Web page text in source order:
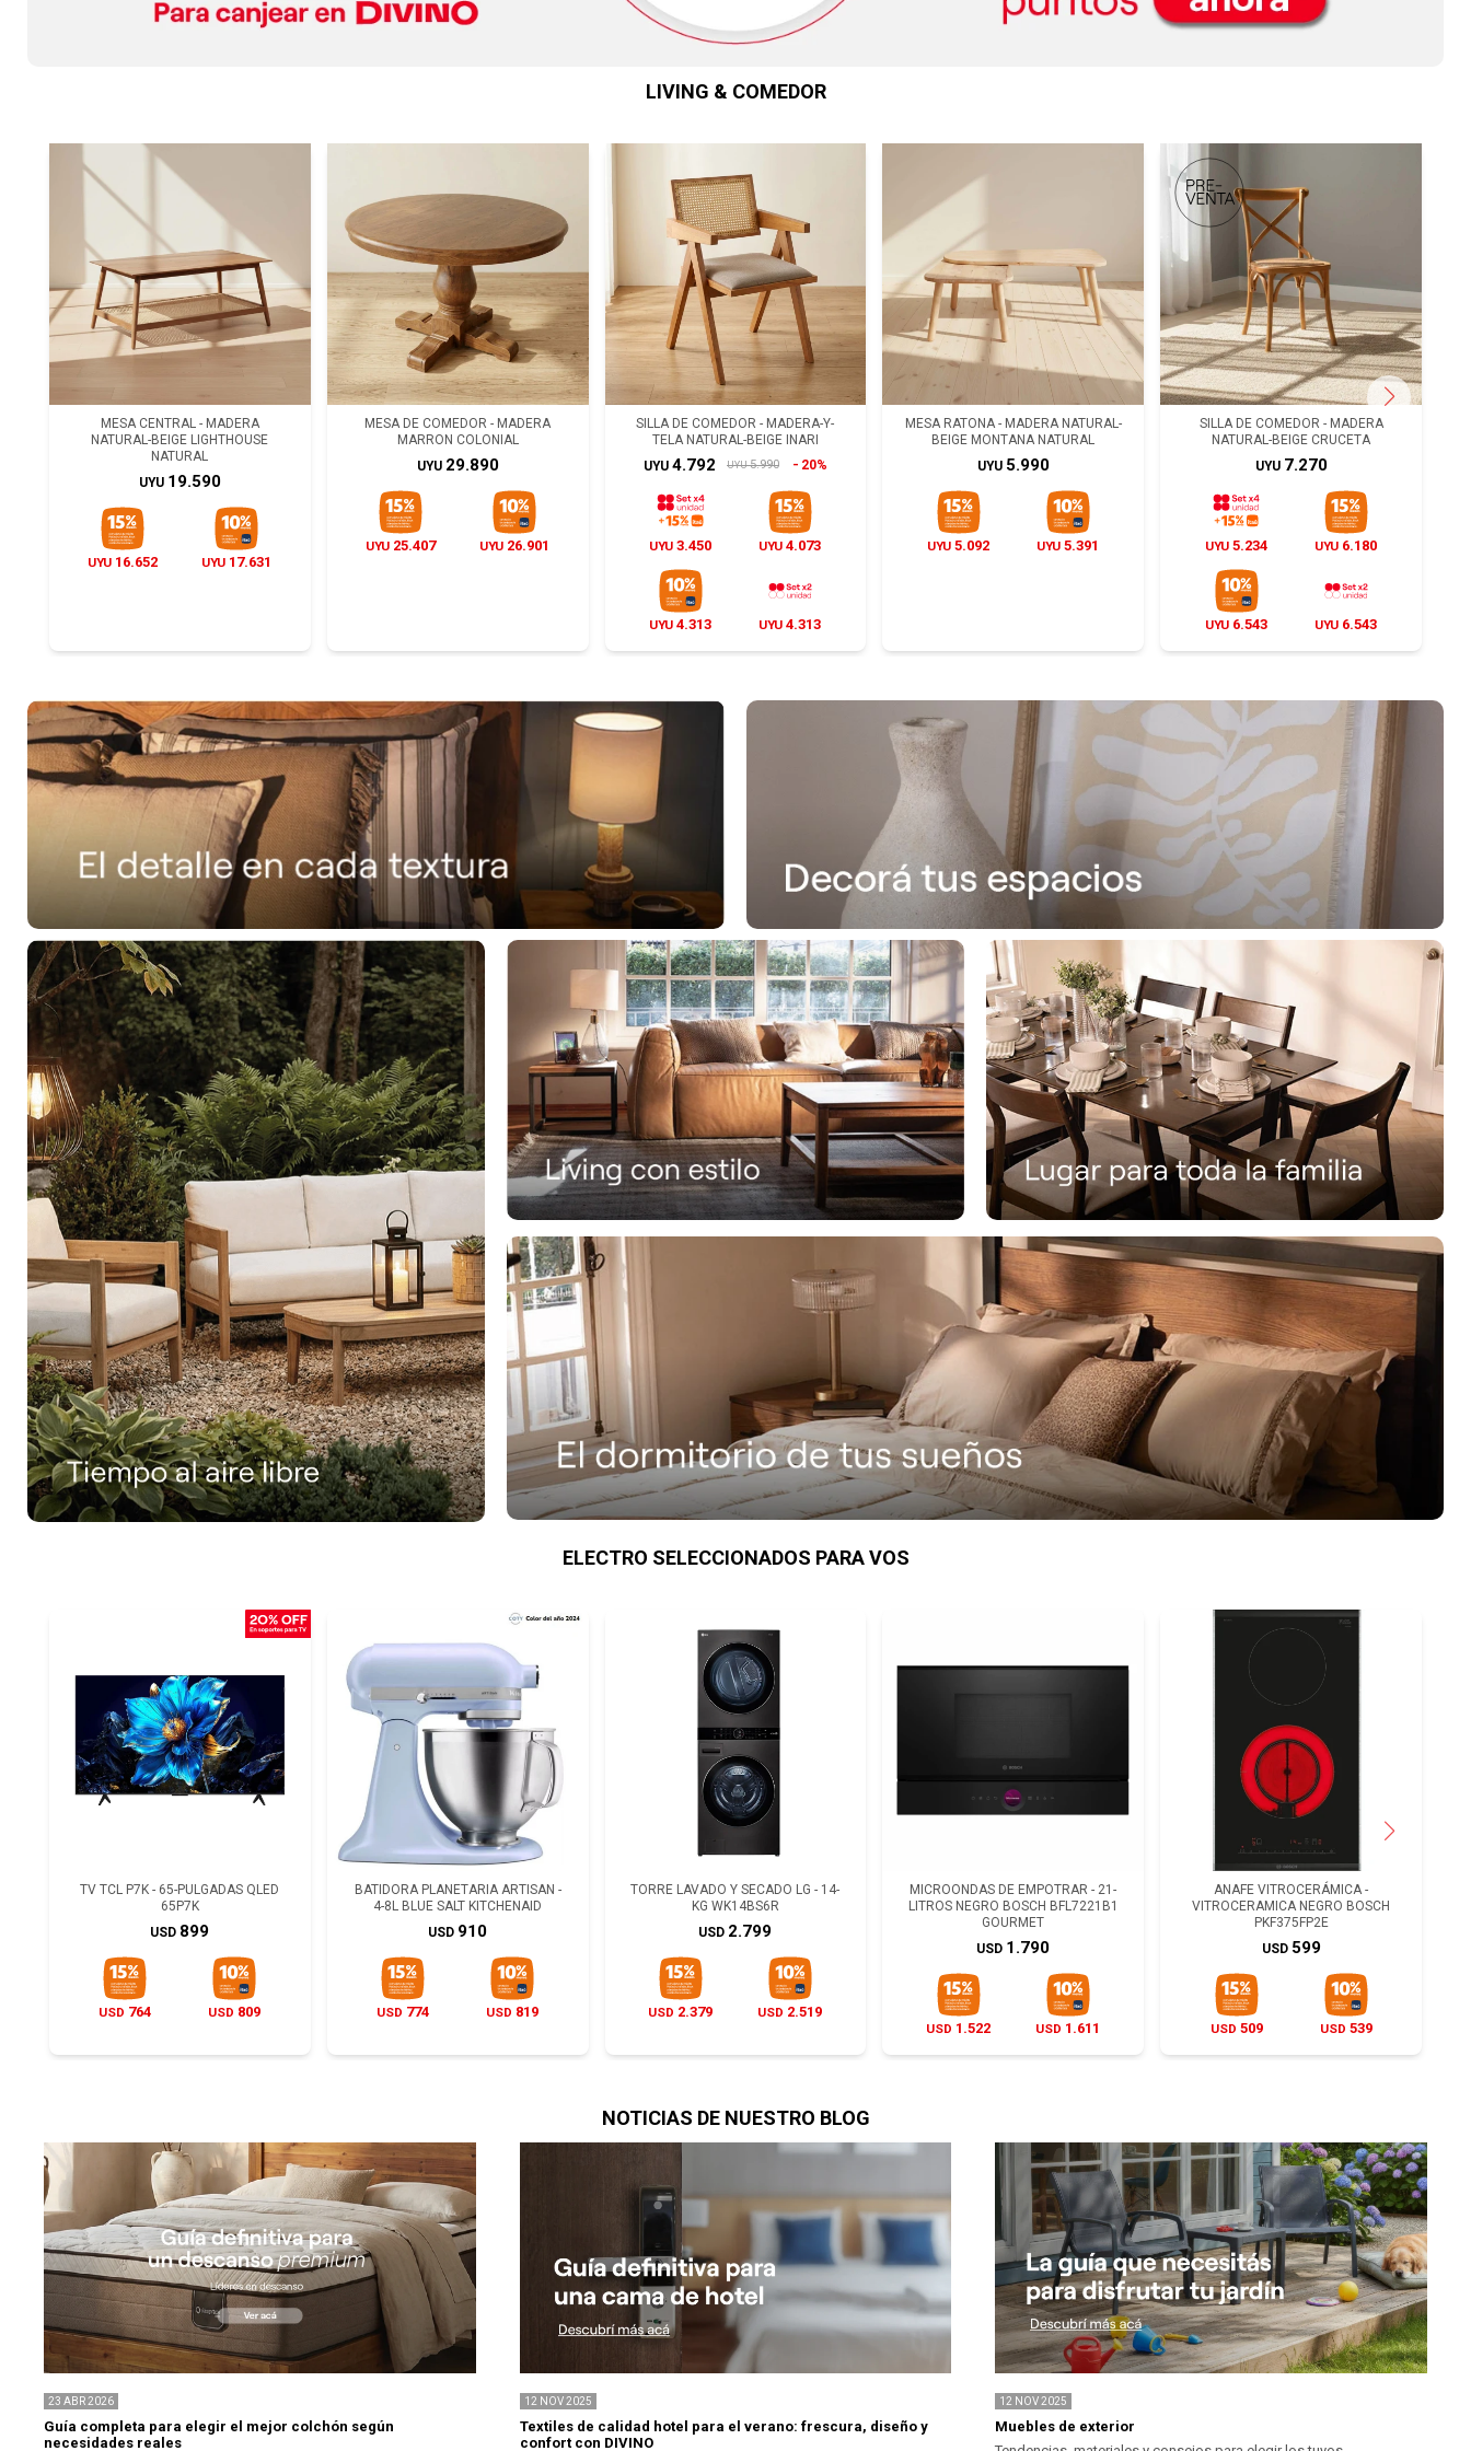
LIVING & COMEDOR
MESA CENTRAL - MADERA
NATURAL-BEIGE LIGHTHOUSE
NATURAL
UYU 19.590
UYU 16.652 UYU 17.631
MESA DE COMEDOR - MADERA
MARRON COLONIAL
UYU 29.890
UYU 25.407 UYU 26.901
SILLA DE COMEDOR - MADERA-Y-
TELA NATURAL-BEIGE INARI
UYU 4.792 UYU 5.990 20%
UYU 3.450 UYU 4.073
UYU 4.313 UYU 4.313
MESA RATONA - MADERA NATURAL-
BEIGE MONTANA NATURAL
UYU 5.990
UYU 5.092 UYU 5.391
SILLA DE COMEDOR - MADERA
NATURAL-BEIGE CRUCETA
UYU 7.270
UYU 5.234 UYU 6.180
UYU 6.543 UYU 6.543
ELECTRO SELECCIONADOS PARA VOS
TV TCL P7K - 65-PULGADAS QLED
65P7K
USD 899
USD 764 USD 809
BATIDORA PLANETARIA ARTISAN -
4-8L BLUE SALT KITCHENAID
USD 910
USD 774 USD 819
TORRE LAVADO Y SECADO LG - 14-
KG WK14BS6R
USD 2.799
USD 2.379 USD 2.519
MICROONDAS DE EMPOTRAR - 21-
LITROS NEGRO BOSCH BFL7221B1
GOURMET
USD 1.790
USD 1.522 USD 1.611
ANAFE VITROCERÁMICA -
VITROCERAMICA NEGRO BOSCH
PKF375FP2E
USD 599
USD 509 USD 539
NOTICIAS DE NUESTRO BLOG
23 ABR2026
Guía completa para elegir el mejor colchón según
necesidades reales
12 NOV 2025
Textiles de calidad hotel para el verano: frescura, diseño y
confort con DIVINO
12 NOV 2025
Muebles de exterior